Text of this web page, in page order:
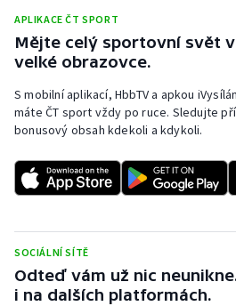
APLIKACE ČT SPORT
Mějte celý sportovní svět
velké obrazovce.
S mobilní aplikací, HbbTV a apkou
máte ČT sport vždy po ruce. Sledujte
bonusový obsah kdekoli a kdykoli.
SOCIÁLNÍ SÍTĚ
Odteď vám už nic
i na dalších platformách.